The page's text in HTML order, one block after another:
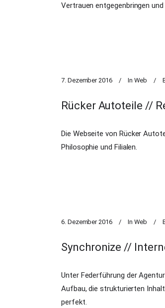
Vertrauen entgegenbringen
7. Dezember 2016 In Web
Rücker Autoteile //
Die Webseite von Rücker
Philosophie und Filialen.
6. Dezember 2016 In Web
Synchronize //
Unter Federführung der Agentur
Aufbau, die strukturierten
perfekt.